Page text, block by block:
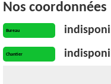
Nos coordonnées
Bureau
Chantier